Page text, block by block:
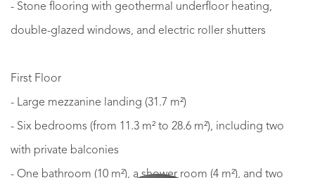
- Stone flooring with geothermal underfloor heating,
double-glazed windows, and electric roller shutters
First Floor
- Large mezzanine landing (31.7 m²)
- Six bedrooms (from 11.3 m² to 28.6 m²), including two
with private balconies
- One bathroom (10 m²), a shower room (4 m²), and two